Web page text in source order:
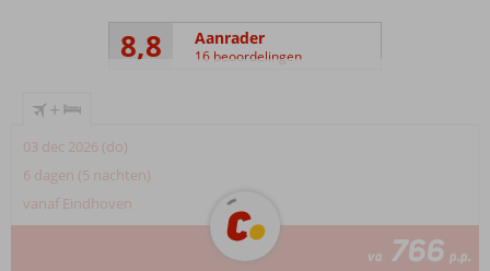
8,8 Aanrader
16 beoordelingen
+
03 dec 2026 (do)
6 dagen (5 nachten)
vanaf Eindhoven
va 766 p.p.